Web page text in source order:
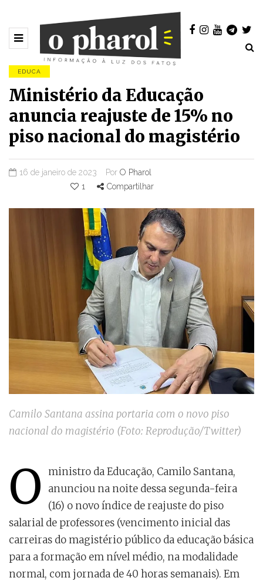
EDUCA
Ministério da Educação
anuncia reajuste de 15% no
piso nacional do magistério
16 de janeiro de 2023 Por O Pharol
1
Compartilhar
Camilo Santana assina portaria com o novo piso
nacional do magistério (Foto: Reprodução/Twitter)
O
ministro da Educação, Camilo Santana,
anunciou na noite dessa segunda-feira
(16) o novo índice de reajuste do piso
salarial de professores (vencimento inicial das
carreiras do magistério público da educação básica
para a formação em nível médio, na modalidade
normal, com jornada de 40 horas semanais). Em